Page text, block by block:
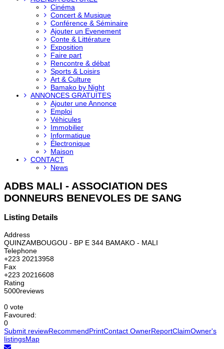
Cinéma
Concert & Musique
Conférence & Séminaire
Ajouter un Evenement
Conte & Littérature
Exposition
Faire part
Rencontre & débat
Sports & Loisirs
Art & Culture
Bamako by Night
ANNONCES GRATUITES
Ajouter une Annonce
Emploi
Véhicules
Immobilier
Informatique
Électronique
Maison
CONTACT
News
ADBS MALI - ASSOCIATION DES
DONNEURS BENEVOLES DE SANG
Listing Details
Address
QUINZAMBOUGOU - BP E 344 BAMAKO - MALI
Telephone
+223 20213958
Fax
+223 20216608
Rating
5000reviews
0 vote
Favoured:
0
Submit reviewRecommendPrintContact OwnerReportClaimOwner's
listingsMap